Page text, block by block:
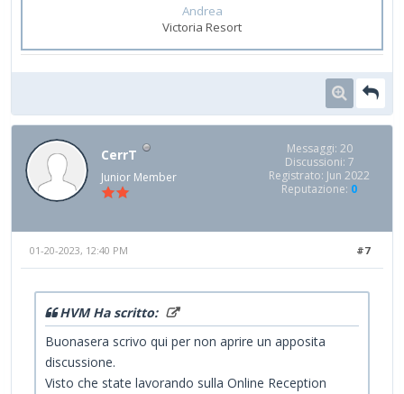
Andrea
Victoria Resort
CerrT
Junior Member
Messaggi: 20
Discussioni: 7
Registrato: Jun 2022
Reputazione: 0
#7
01-20-2023, 12:40 PM
HVM Ha scritto:
Buonasera scrivo qui per non aprire un apposita
discussione.
Visto che state lavorando sulla Online Reception